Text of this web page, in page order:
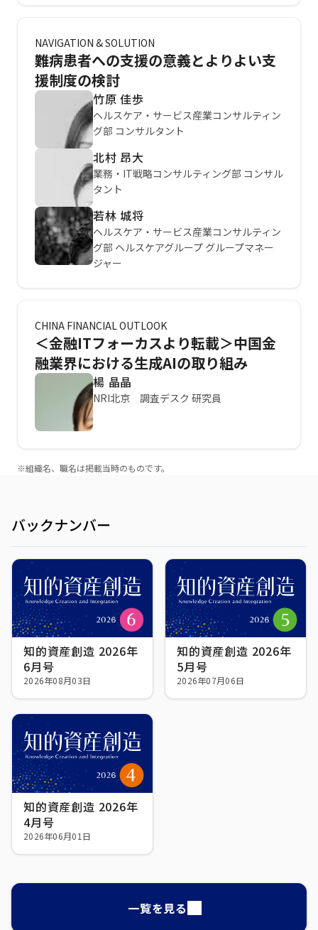
NAVIGATION & SOLUTION
難病患者への支援の意義とよりよい支
援制度の検討
竹原 佳歩
ヘルスケア・サービス産業コンサルティン
グ部 コンサルタント
北村 昂大
業務・IT戦略コンサルティング部 コンサル
タント
若林 城将
ヘルスケア・サービス産業コンサルティン
グ部 ヘルスケアグループ グループマネー
ジャー
CHINA FINANCIAL OUTLOOK
＜金融ITフォーカスより転載＞中国金
融業界における生成AIの取り組み
楊 晶晶
NRI北京 調査デスク 研究員
※組織名、職名は掲載当時のものです。
バックナンバー
知的資産創造 2026年
6月号
2026年08月03日
知的資産創造 2026年
5月号
2026年07月06日
知的資産創造 2026年
4月号
2026年06月01日
一覧を見る